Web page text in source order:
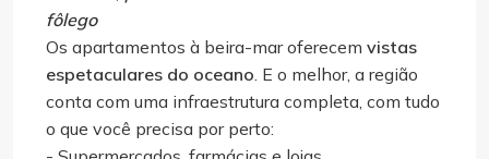
fôlego
Os apartamentos à beira-mar oferecem vistas
espetaculares do oceano. E o melhor, a região
conta com uma infraestrutura completa, com tudo
o que você precisa por perto: